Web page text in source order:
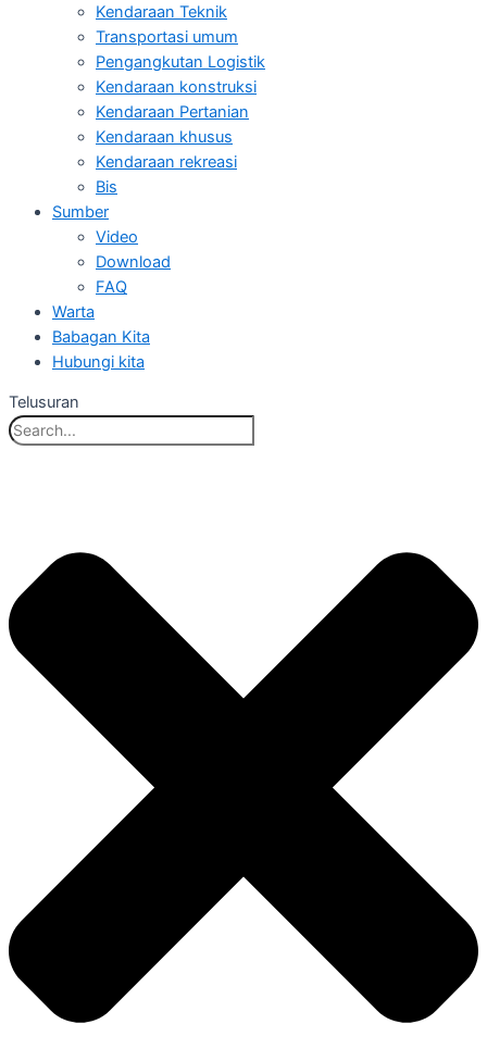
Kendaraan Teknik
Transportasi umum
Pengangkutan Logistik
Kendaraan konstruksi
Kendaraan Pertanian
Kendaraan khusus
Kendaraan rekreasi
Bis
Sumber
Video
Download
FAQ
Warta
Babagan Kita
Hubungi kita
Telusuran